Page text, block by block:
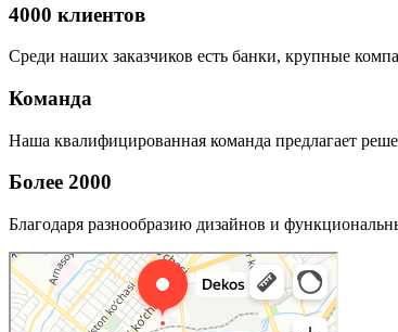
4000 клиентов
Среди наших заказчиков есть банки, крупные
Команда
Наша квалифицированная команда предлагает
Более 2000
Благодаря разнообразию дизайнов и